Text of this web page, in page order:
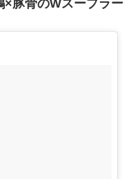
×豚骨のWスープラー